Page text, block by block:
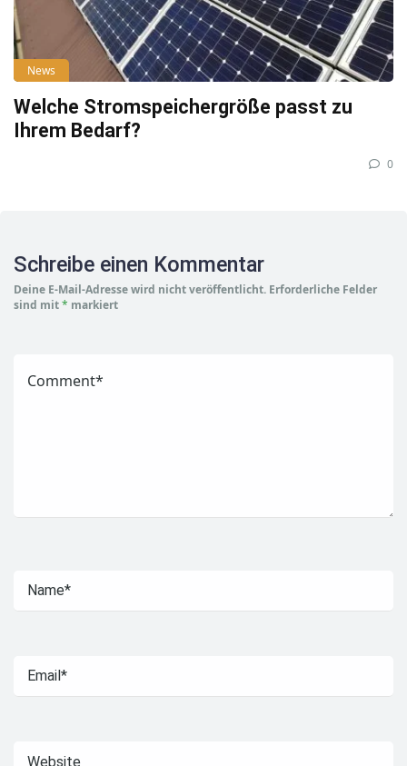
News
Welche Stromspeichergröße passt zu
Ihrem Bedarf?
0
Schreibe einen Kommentar
Deine E-Mail-Adresse wird nicht veröffentlicht. Erforderliche Felder
sind mit* markiert